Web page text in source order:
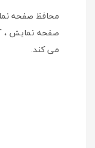
محافظ صفحه
صفحه نمایش ،
می کند.